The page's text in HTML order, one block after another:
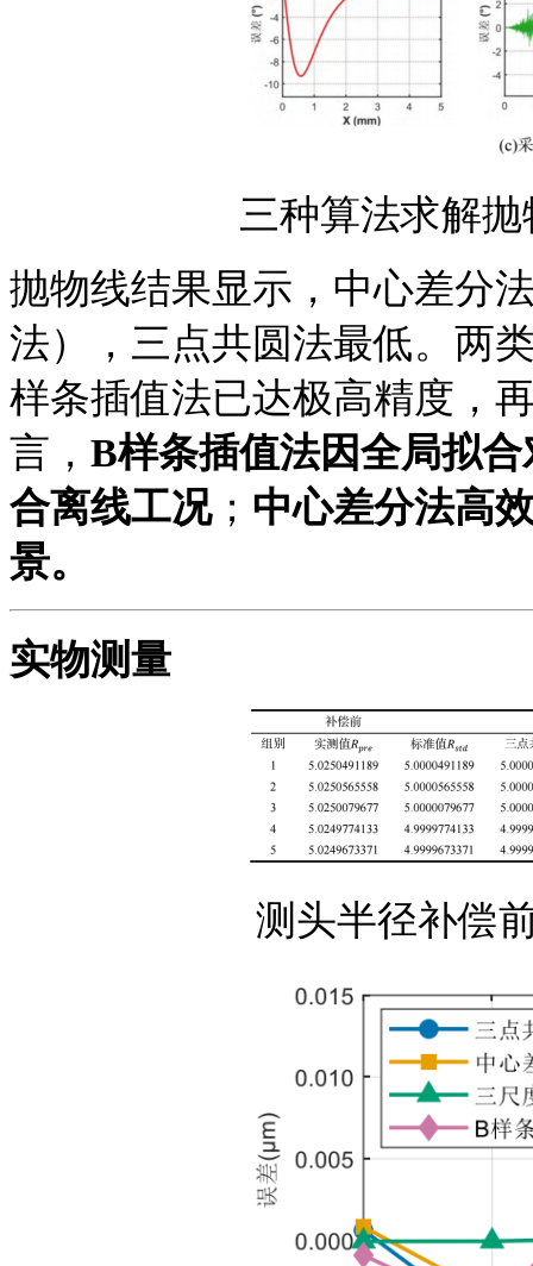
三种算法求解
抛物线结果显示，中心差分
法），三点共圆法最低。两
样条插值法已达极高精度，
言， B样条插值法因全局拟
合离线工况； 中心差分法高
景。
实物测量
测头半径补偿